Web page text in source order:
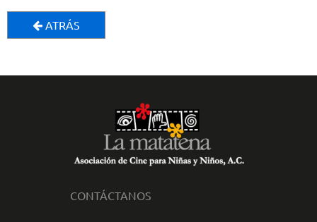
ATRÁS
CONTÁCTANOS